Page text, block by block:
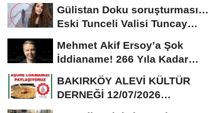
Gülistan Doku soruşturması…
Eski Tunceli Valisi Tuncay
Mehmet Akif Ersoy’a Şok
İddianame! 266 Yıla Kadar
Hapis Talebi
BAKIRKÖY ALEVİ KÜLTÜR
DERNEĞİ 12/07/2026